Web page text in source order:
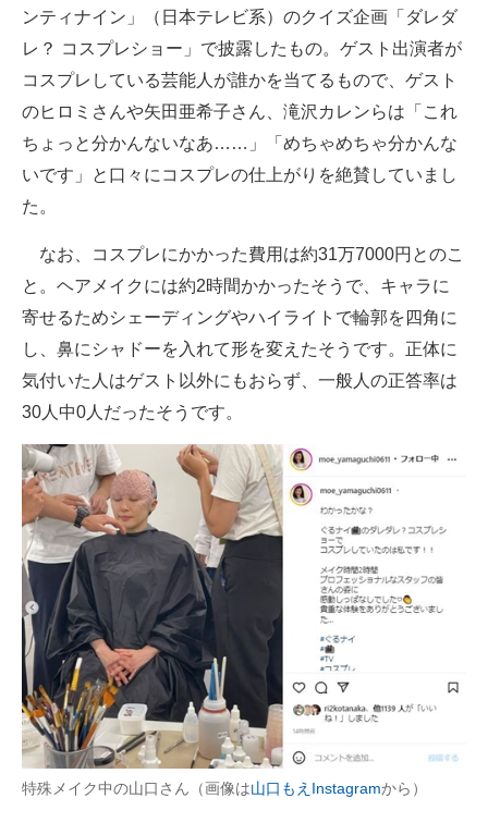
ンティナイン」（日本テレビ系）のクイズ企画「ダレダ
レ？ コスプレショー」で披露したもの。ゲスト出演者が
コスプレしている芸能人が誰かを当てるもので、ゲスト
のヒロミさんや矢田亜希子さん、滝沢カレンらは「これ
ちょっと分かんないなあ……」「めちゃめちゃ分かんな
いです」と口々にコスプレの仕上がりを絶賛していまし
た。
なお、コスプレにかかった費用は約31万7000円とのこ
と。ヘアメイクには約2時間かかったそうで、キャラに
寄せるためシェーディングやハイライトで輪郭を四角に
し、鼻にシャドーを入れて形を変えたそうです。正体に
気付いた人はゲスト以外にもおらず、一般人の正答率は
30人中0人だったそうです。
特殊メイク中の山口さん（画像は山口もえInstagramから）